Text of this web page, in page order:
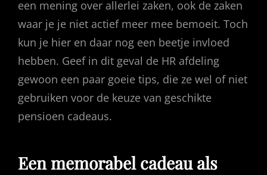
een mening over allerlei zaken, ook de zaken
waar je je niet actief meer mee bemoeit. Toch
kun je hier en daar nog een beetje invloed
hebben. Geef in dit geval de HR afdeling
gewoon een paar goeie tips, die ze wel of niet
gebruiken voor de keuze van geschikte
pensioen cadeaus.
Een memorabel cadeau als